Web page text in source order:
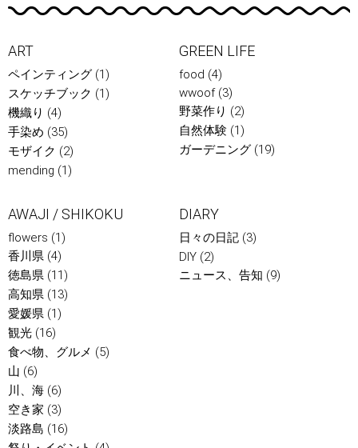
ART
ペインティング (1)
スケッチブック (1)
機織り (4)
手染め (35)
モザイク (2)
mending (1)
GREEN LIFE
food (4)
wwoof(3)
野菜作り (2)
自然体験 (1)
ガーデニング (19)
AWAJI / SHIKOKU
flowers (1)
香川県 (4)
徳島県 (11)
高知県 (13)
愛媛県 (1)
観光 (16)
食べ物、グルメ (5)
山 (6)
川、海 (6)
空き家 (3)
淡路島 (16)
DIARY
日々の日記 (3)
DIY (2)
ニュース、告知 (9)